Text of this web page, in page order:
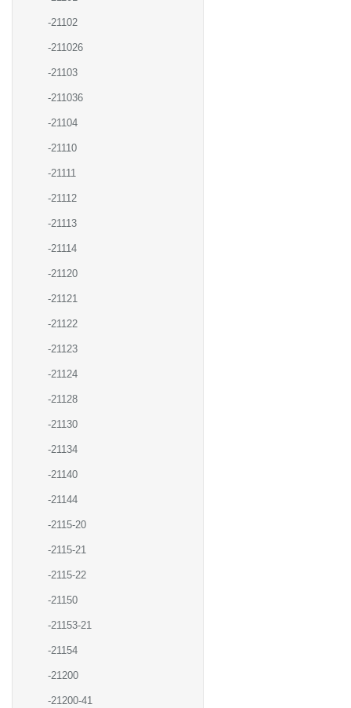
-21102
-211026
-21103
-211036
-21104
-21110
-21111
-21112
-21113
-21114
-21120
-21121
-21122
-21123
-21124
-21128
-21130
-21134
-21140
-21144
-2115-20
-2115-21
-2115-22
-21150
-21153-21
-21154
-21200
-21200-41